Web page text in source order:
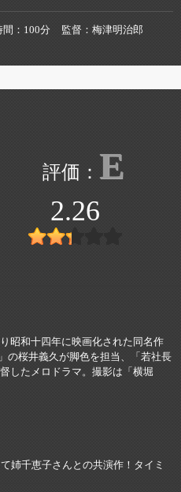
間 100分 監督
梅津明治郎
E
2.26
昭和十四年に映画化された同名作
の桜井義久が脚色を担当、「若社長
したメロドラマ。撮影は「横堀
姉千恵子さんとの共演作！タイミ